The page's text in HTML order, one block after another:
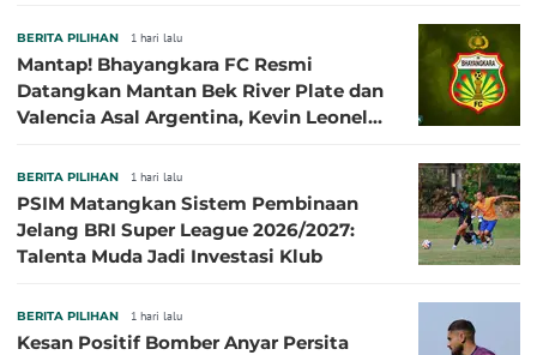
BERITA PILIHAN 1 hari lalu
Mantap! Bhayangkara FC Resmi
Datangkan Mantan Bek River Plate dan
Valencia Asal Argentina, Kevin Leonel
BERITA PILIHAN 1 hari lalu
PSIM Matangkan Sistem Pembinaan
Jelang BRI Super League 2026/2027:
Talenta Muda Jadi Investasi Klub
BERITA PILIHAN 1 hari lalu
Kesan Positif Bomber Anyar Persita